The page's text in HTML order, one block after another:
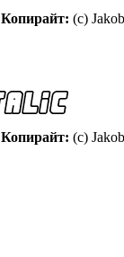
Копирайт: (c)
Копирайт: (c)